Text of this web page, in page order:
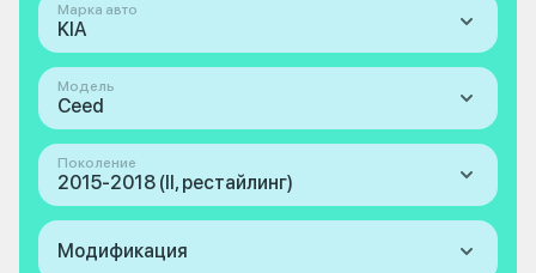
Марка авто
KIA
Модель
Ceed
Поколение
2015-2018 (II, рестайлинг)
Модификация